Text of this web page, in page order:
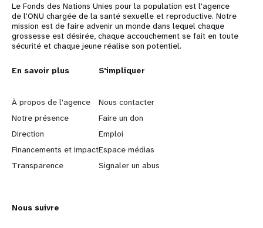
Le Fonds des Nations Unies pour la population est l'agence
de l'ONU chargée de la santé sexuelle et reproductive. Notre
mission est de faire advenir un monde dans lequel chaque
grossesse est désirée, chaque accouchement se fait en toute
sécurité et chaque jeune réalise son potentiel.
L
e
a
r
n
o
En savoir plus
À propos de l'agence
Notre présence
Direction
Financements et impact
Transparence
G
o
b
e
y
S'impliquer
Nous contacter
Faire un don
Emploi
Espace médias
Signaler un abus
Nous suivre